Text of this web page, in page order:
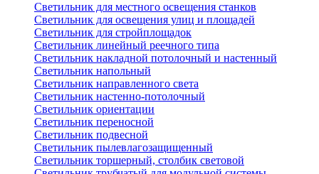
Светильник для местного освещения станков
Светильник для освещения улиц и площадей
Светильник для стройплощадок
Светильник линейный реечного типа
Светильник накладной потолочный и настенный
Светильник напольный
Светильник направленного света
Светильник настенно-потолочный
Светильник ориентации
Светильник переносной
Светильник подвесной
Светильник пылевлагозащищенный
Светильник торшерный, столбик световой